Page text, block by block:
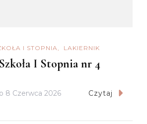
I STOPNIA LAKIERNIK
I Stopnia nr 4
8 Czerwca 2026 Czytaj